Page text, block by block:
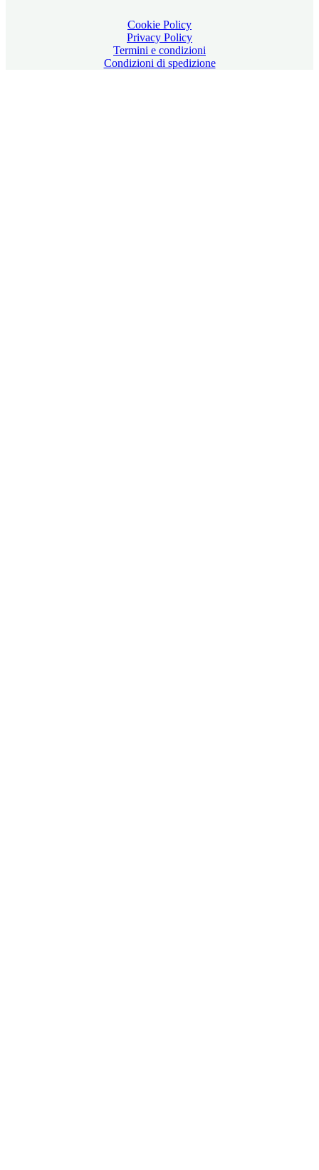
Cookie Policy
Privacy Policy
Termini e condizioni
Condizioni di spedizione